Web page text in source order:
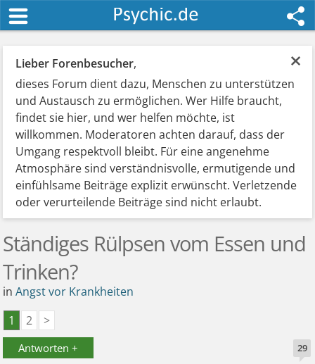
×
Lieber Forenbesucher,
dieses Forum dient dazu, Menschen zu unterstützen
und Austausch zu ermöglichen. Wer Hilfe braucht,
findet sie hier, und wer helfen möchte, ist
willkommen. Moderatoren achten darauf, dass der
Umgang respektvoll bleibt. Für eine angenehme
Atmosphäre sind verständnisvolle, ermutigende und
einfühlsame Beiträge explizit erwünscht. Verletzende
oder verurteilende Beiträge sind nicht erlaubt.
Ständiges Rülpsen vom Essen und
Trinken?
inAngst vor Krankheiten
1
2 >
Antworten + 29